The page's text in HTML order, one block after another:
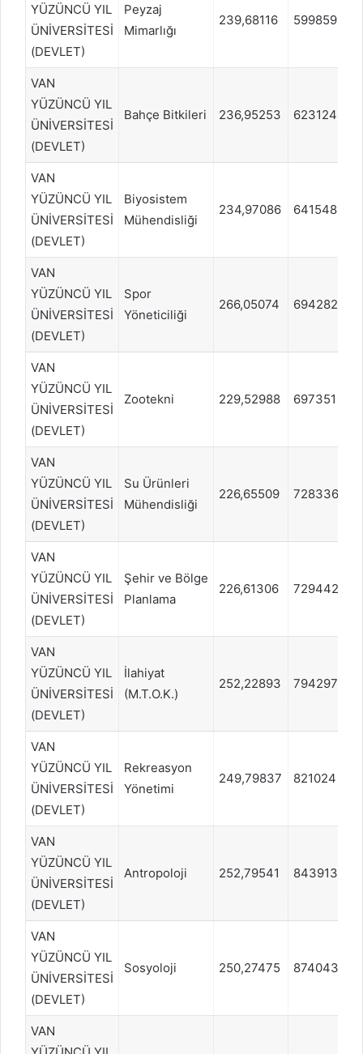
YÜZÜNCÜ YIL
ÜNİVERSİTESİ
(DEVLET)
Peyzaj
Mimarlığı
239,68116 599859
VAN
YÜZÜNCÜ YIL
ÜNİVERSİTESİ
(DEVLET)
Bahçe Bitkileri 236,95253 623124
VAN
YÜZÜNCÜ YIL
ÜNİVERSİTESİ
(DEVLET)
Biyosistem
Mühendisliği
234,97086 641548
VAN
YÜZÜNCÜ YIL
ÜNİVERSİTESİ
(DEVLET)
Spor
Yöneticiliği
266,05074 694282
VAN
YÜZÜNCÜ YIL
ÜNİVERSİTESİ
(DEVLET)
Zootekni 229,52988 697351
VAN
YÜZÜNCÜ YIL
ÜNİVERSİTESİ
(DEVLET)
Su Ürünleri
Mühendisliği
226,65509 728336
VAN
YÜZÜNCÜ YIL
ÜNİVERSİTESİ
(DEVLET)
Şehir ve Bölge
Planlama
226,61306 729442
VAN
YÜZÜNCÜ YIL
ÜNİVERSİTESİ
(DEVLET)
İlahiyat
(M.T.O.K.)
252,22893 794297
VAN
YÜZÜNCÜ YIL
ÜNİVERSİTESİ
(DEVLET)
Rekreasyon
Yönetimi
249,79837 821024
VAN
YÜZÜNCÜ YIL
ÜNİVERSİTESİ
(DEVLET)
Antropoloji 252,79541 843913
VAN
YÜZÜNCÜ YIL
ÜNİVERSİTESİ
(DEVLET)
Sosyoloji 250,27475 874043
VAN